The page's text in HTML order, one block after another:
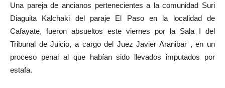
Una pareja de ancianos pertenecientes a la comunidad Suri
Diaguita Kalchaki del paraje El Paso en la localidad de
Cafayate, fueron absueltos este viernes por la Sala I del
Tribunal de Juicio, a cargo del Juez Javier Aranibar , en un
proceso penal al que habían sido llevados imputados por
estafa.